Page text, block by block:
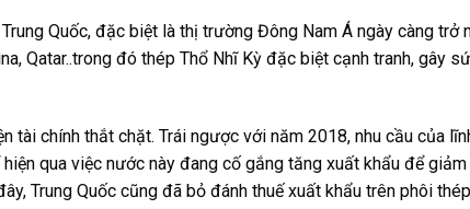
Quốc, đặc biệt là thị trường Đông Nam Á ngày càng trở
Qatar..trong đó thép Thổ Nhĩ Kỳ đặc biệt cạnh tranh, gây
tài chính thắt chặt. Trái ngược với năm 2018, nhu cầu của
qua việc nước này đang cố gắng tăng xuất khẩu để
Trung Quốc cũng đã bỏ đánh thuế xuất khẩu trên phôi